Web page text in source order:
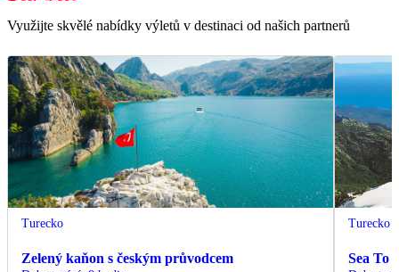
Využijte skvělé nabídky výletů v destinaci od našich partnerů
Turecko
Zelený kaňon s českým průvodcem
Turecko
Sea To